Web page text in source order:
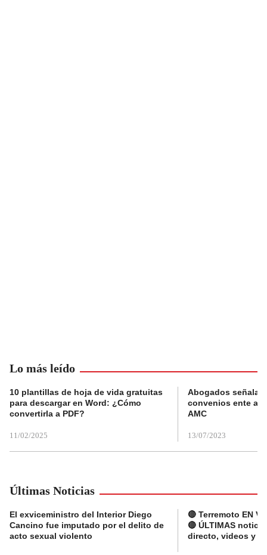
Lo más leído
10 plantillas de hoja de vida gratuitas
para descargar en Word: ¿Cómo
convertirla a PDF?
11/02/2025
Abogados
convenios ente
AMC
13/07/2023
Últimas Noticias
El exviceministro del Interior Diego
Cancino fue imputado por el delito de
acto sexual violento
🔴 Terremoto EN
🔴 ÚLTIMAS
directo, videos y